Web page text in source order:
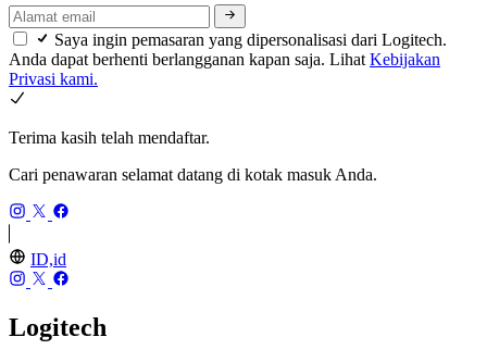
Saya ingin pemasaran yang dipersonalisasi dari Logitech.
Anda dapat berhenti berlangganan kapan saja. Lihat Kebijakan
Privasi kami.
Terima kasih telah mendaftar.
Cari penawaran selamat datang di kotak masuk Anda.
ID,id
Logitech